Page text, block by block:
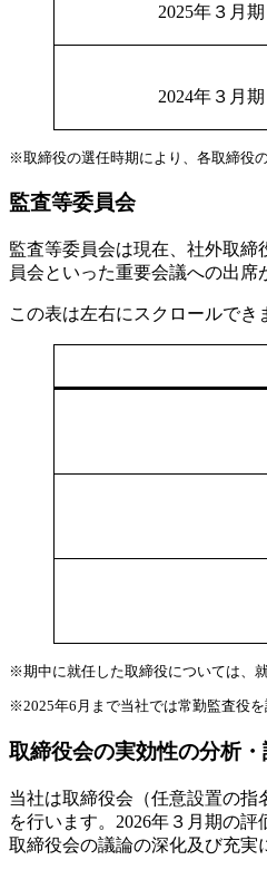
2025年３月期
2024年３月期
※取締役の選任時期により、各取締役
監査等委員会
監査等委員会は現在、社外取
員会といった重要会議への出席
この表は左右にスクロールでき
※期中に就任した取締役については、
※2025年6月まで当社では常勤監査役を
取締役会の実効性の分析
当社は取締役会（任意設置の
を行います。2026年３月期の
取締役会の議論の深化及び充実